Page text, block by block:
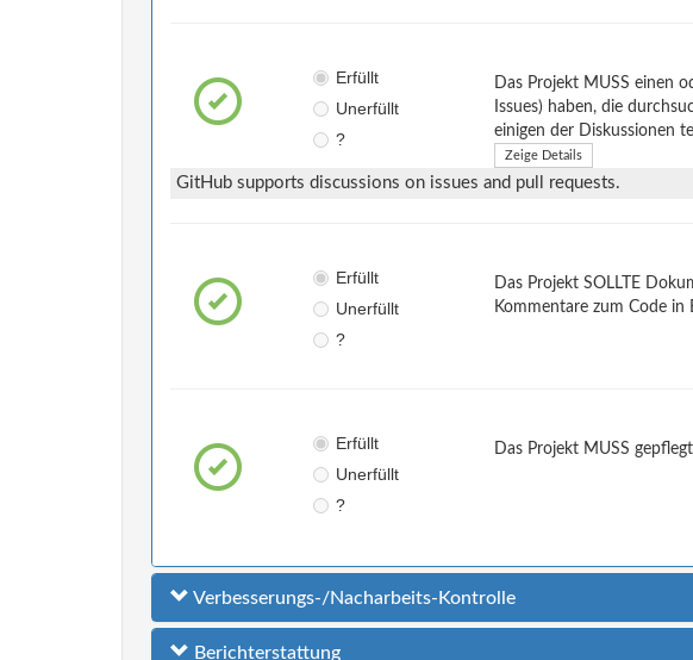
Erfüllt
Unerfüllt
?
Das Projekt MUSS einen
Issues) haben, die
einigen der Diskussionen
Zeige Details
GitHub supports discussions on issues and pull requests.
Erfüllt
Unerfüllt
?
Das Projekt SOLLTE
Kommentare zum Code in
Erfüllt
Unerfüllt
?
Das Projekt MUSS
Verbesserungs-/Nacharbeits-Kontrolle
Berichterstattung